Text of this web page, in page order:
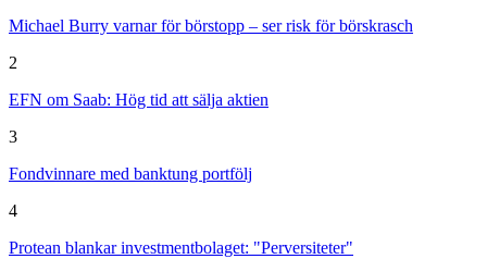
Michael Burry varnar för börstopp – ser risk för börskrasch
2
EFN om Saab: Hög tid att sälja aktien
3
Fondvinnare med banktung portfölj
4
Protean blankar investmentbolaget: "Perversiteter"